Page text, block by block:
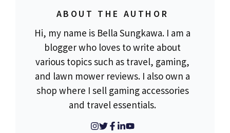
ABOUT THE AUTHOR
Hi, my name is Bella Sungkawa. I am a
blogger who loves to write about
various topics such as travel, gaming,
and lawn mower reviews. I also own a
shop where I sell gaming accessories
and travel essentials.